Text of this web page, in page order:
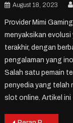
August 18, 2023
Provider Mimi
menyaksikan evolusi
terakhir, dengan
pengalaman yang
Salah satu pemain
penyedia yang telah
slot online. Artikel ini